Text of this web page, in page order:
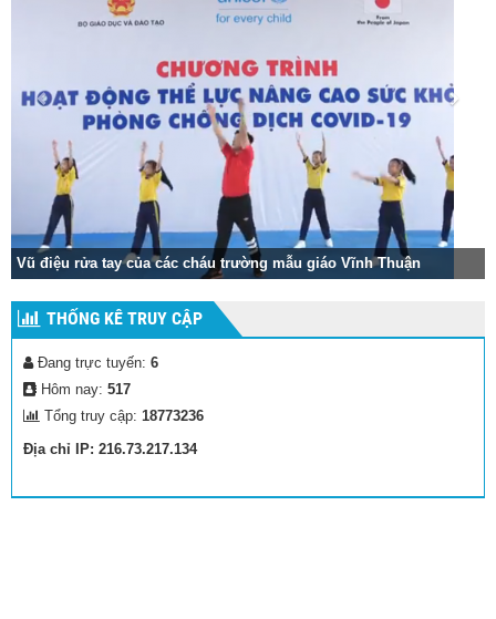
Vũ điệu rửa tay của các cháu trường mẫu giáo Vĩnh Thuận
THỐNG KÊ TRUY CẬP
Đang trực tuyến: 6
Hôm nay: 517
Tổng truy cập: 18773236
Địa chỉ IP: 216.73.217.134